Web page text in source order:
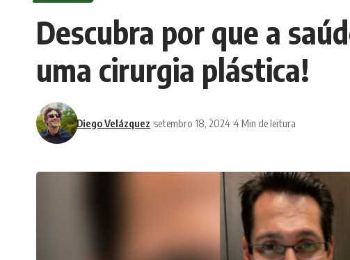
Descubra por que a
uma cirurgia plástica!
Diego Velázquez setembro 18, 2024 4 Min de leitura